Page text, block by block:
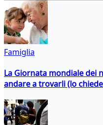
Famiglia
La Giornata mondiale dei
andare a trovarli (lo